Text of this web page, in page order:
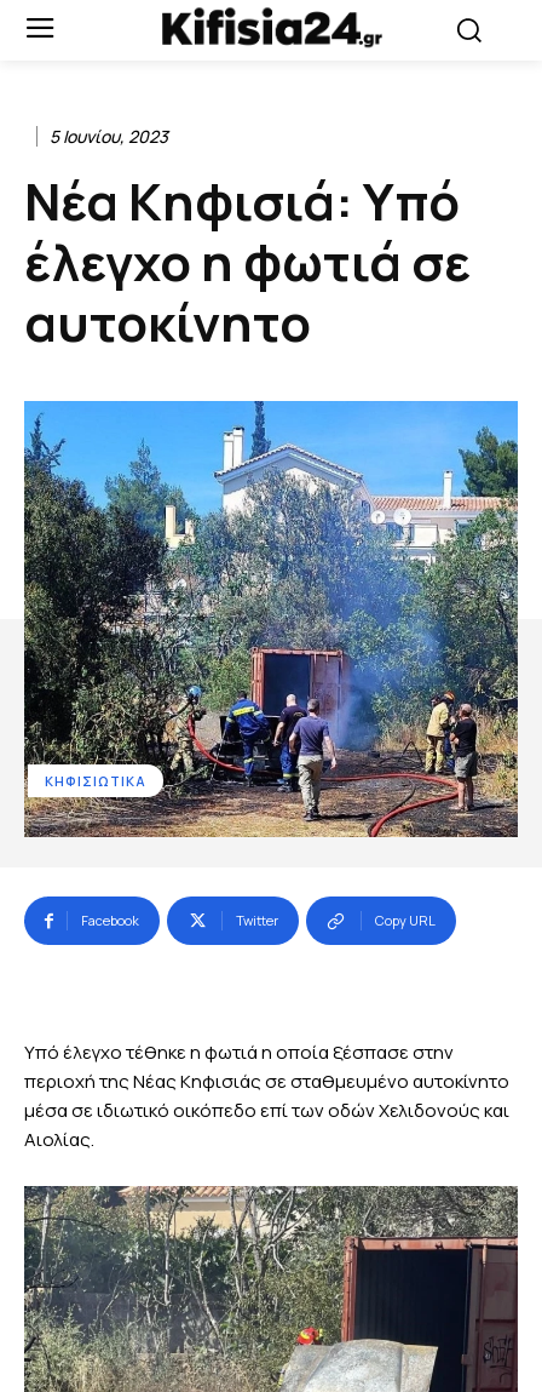
5 Ιουνίου, 2023
Νέα Κηφισιά: Υπό
έλεγχο η φωτιά σε
αυτοκίνητο
ΚΗΦΙΣΙΩΤΙΚΑ
Facebook Twitter Copy URL
Υπό έλεγχο τέθηκε η φωτιά η οποία ξέσπασε στην
περιοχή της Νέας Κηφισιάς σε σταθμευμένο αυτοκίνητο
μέσα σε ιδιωτικό οικόπεδο επί των οδών Χελιδονούς και
Αιολίας.